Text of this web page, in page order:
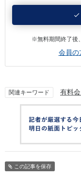
※無料期間終了後
会員の
関連キーワード 有料
この記事を保存